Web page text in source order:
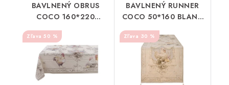
BAVLNENÝ OBRUS
COCO 160*220
BLANC MARICLO
(A39829)
50 %
BAVLNENÝ RUNNER
COCO 50*160 BLANC
MARICLO (A39938)
30 %